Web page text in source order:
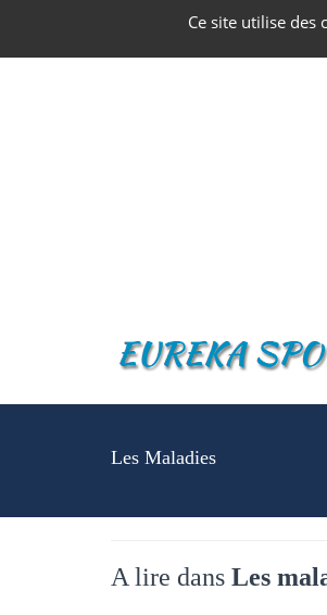
Les Maladies
A lire dans Les
Ce site utilise des